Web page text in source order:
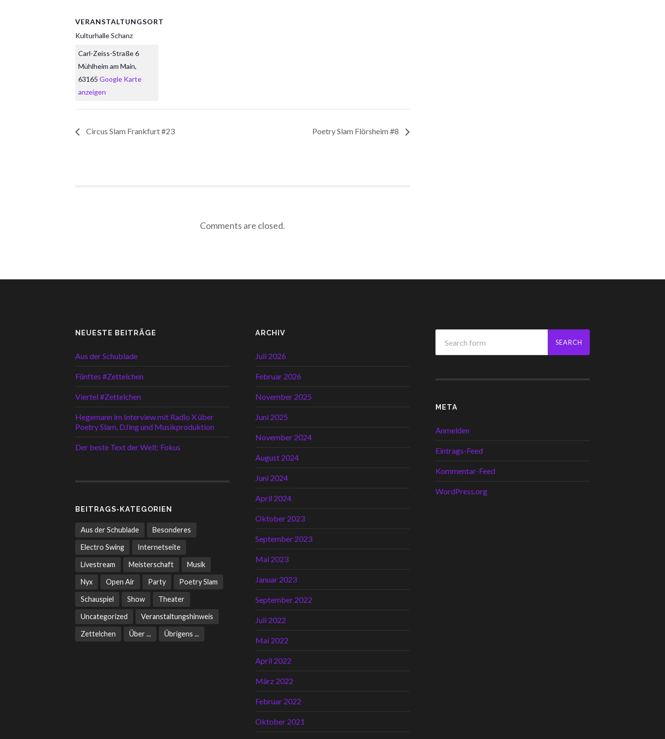
VERANSTALTUNGSORT
Kulturhalle Schanz
Carl-Zeiss-Straße 6
Mühlheim am Main,
63165 Google Karte
anzeigen
Circus Slam Frankfurt #23 Poetry Slam Flörsheim #8
Comments are closed.
NEUESTE BEITRÄGE
Aus der Schublade
Fünftes #Zettelchen
Viertel #Zettelchen
Hegemann im Interview mit Radio X über
Poetry Slam, DJing und Musikproduktion
Der beste Text der Welt: Fokus
BEITRAGS-KATEGORIEN
Aus der Schublade Besonderes
Electro Swing Internetseite
Livestream Meisterschaft Musik
Nyx Open Air Party Poetry Slam
Schauspiel Show Theater
Uncategorized Veranstaltungshinweis
Zettelchen Über ... Übrigens ...
ARCHIV
Juli 2026
Februar 2026
November 2025
Juni 2025
November 2024
August 2024
Juni 2024
April 2024
Oktober 2023
September 2023
Mai 2023
Januar 2023
September 2022
Juli 2022
Mai 2022
April 2022
März 2022
Februar 2022
Oktober 2021
META
Anmelden
Eintrags-Feed
Kommentar-Feed
WordPress.org